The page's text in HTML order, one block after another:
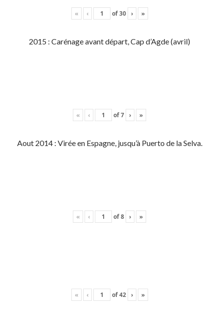
« ‹ of30 › »
2015 : Carénage avant départ, Cap d’Agde (avril)
« ‹ of7 › »
Aout 2014 : Virée en Espagne, jusqu’à Puerto de la Selva.
« ‹ of8 › »
« ‹ of42 › »